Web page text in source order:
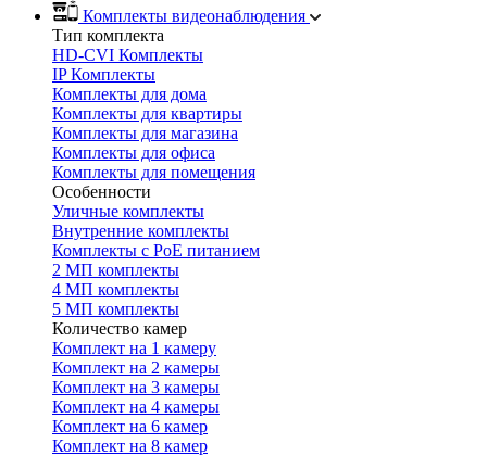
Комплекты видеонаблюдения
Тип комплекта
HD-CVI Комплекты
IP Комплекты
Комплекты для дома
Комплекты для квартиры
Комплекты для магазина
Комплекты для офиса
Комплекты для помещения
Особенности
Уличные комплекты
Внутренние комплекты
Комплекты с PoE питанием
2 МП комплекты
4 МП комплекты
5 МП комплекты
Количество камер
Комплект на 1 камеру
Комплект на 2 камеры
Комплект на 3 камеры
Комплект на 4 камеры
Комплект на 6 камер
Комплект на 8 камер